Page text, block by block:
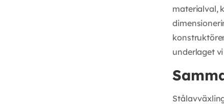
materialval,
underlaget